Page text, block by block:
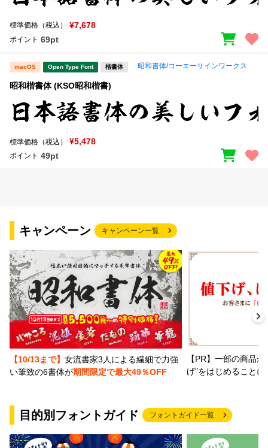
標準価格（税込） ¥7,678
ポイント 69pt
macOS Open Type Font 楷書体 昭和書体/コーエーサインワークス
昭和楷書体 (KSO昭和楷書)
標準価格（税込） ¥5,478
ポイント 49pt
キャンペーン キャンペーン一覧
【10/13まで】 女流書家3人による繊細で力強
い筆致の6書体が期間限定で最大49％OFF
【PR】一部の商品
げ"をはじめること
目的別フォントガイド フォントガイド一覧